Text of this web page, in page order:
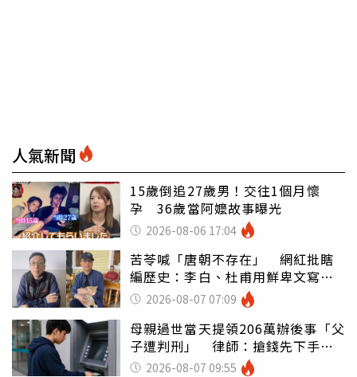
人氣新聞
15歲倒追27歲男！交往1個月懷
孕 36歲當阿嬤故事曝光
2026-08-06 17:04
苦苓喊「唐朝不存在」 網紅批瞎
編歷史：李白、杜甫用鮮卑文寫
詩？2026-08-07 07:09
母親過世當天提領206萬辦後事「父
子遭判刑」 律師：搶錢先下手是
罪 2026-08-07 09:55